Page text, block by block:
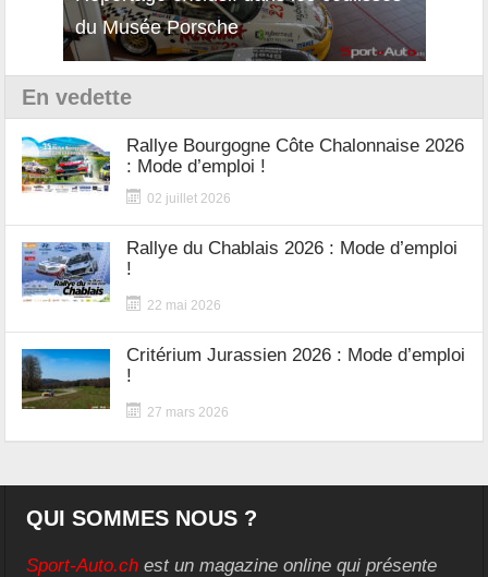
du Musée Porsche
En vedette
Rallye Bourgogne Côte Chalonnaise 2026
: Mode d’emploi !
02 juillet 2026
Rallye du Chablais 2026 : Mode d’emploi
!
22 mai 2026
Critérium Jurassien 2026 : Mode d’emploi
!
27 mars 2026
QUI SOMMES NOUS ?
Sport-Auto.ch est un magazine online qui présente